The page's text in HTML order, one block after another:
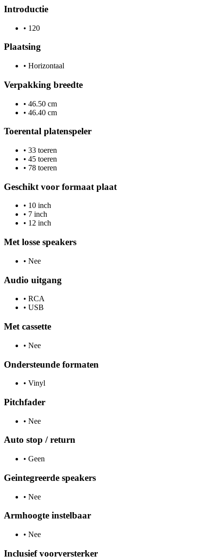
Introductie
• 120
Plaatsing
• Horizontaal
Verpakking breedte
• 46.50 cm
• 46.40 cm
Toerental platenspeler
• 33 toeren
• 45 toeren
• 78 toeren
Geschikt voor formaat plaat
• 10 inch
• 7 inch
• 12 inch
Met losse speakers
• Nee
Audio uitgang
• RCA
• USB
Met cassette
• Nee
Ondersteunde formaten
• Vinyl
Pitchfader
• Nee
Auto stop / return
• Geen
Geintegreerde speakers
• Nee
Armhoogte instelbaar
• Nee
Inclusief voorversterker